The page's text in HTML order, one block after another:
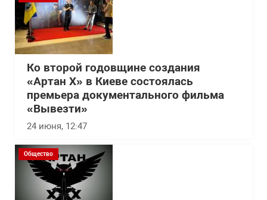
Ко второй годовщине создания
«Артан Х» в Киеве состоялась
премьера документального фильма
«Вывезти»
24 июня, 12:47
Общество